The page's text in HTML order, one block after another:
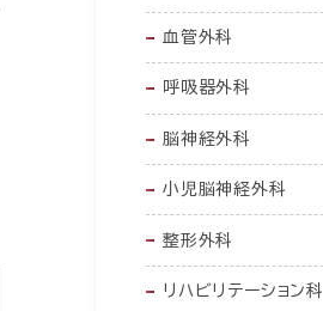
血管外科
呼吸器外科
脳神経外科
小児脳神経外科
整形外科
リハビリテーション科